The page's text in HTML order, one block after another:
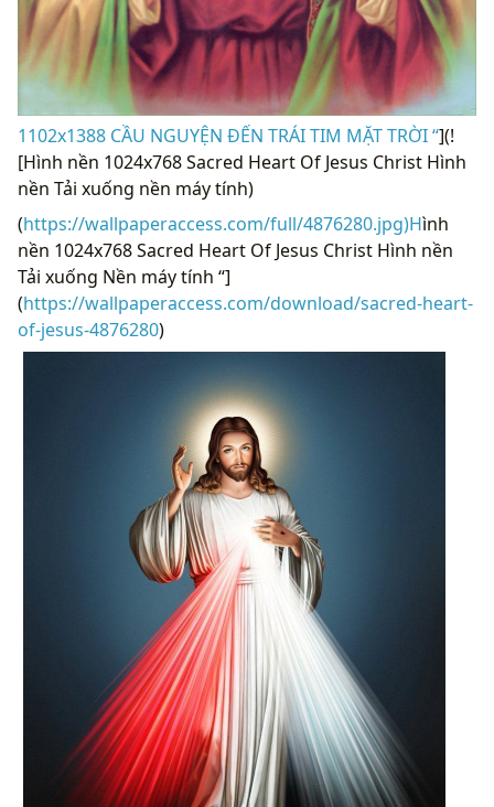
1102x1388 CẦU NGUYỆN ĐẾN TRÁI TIM MẶT TRỜI “](!
[Hình nền 1024x768 Sacred Heart Of Jesus Christ Hình
nền Tải xuống nền máy tính)
(https://wallpaperaccess.com/full/4876280.jpg)Hình
nền 1024x768 Sacred Heart Of Jesus Christ Hình nền
Tải xuống Nền máy tính “]
(https://wallpaperaccess.com/download/sacred-heart-
of-jesus-4876280)